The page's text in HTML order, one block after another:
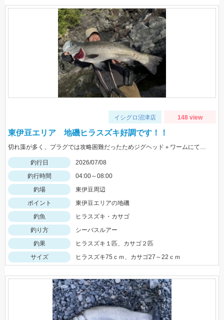
イシグロ沼津店 148 view
東伊豆エリア 地磯ヒラスズキ好調です！！
切れ藻が多く、プラグでは攻略困難だったためジグヘッド＋ワームにて。同行のお客様がジグでイサキもキャッチ！
釣行日
2026/07/08
釣行時間
04:00～08:00
釣場
東伊豆周辺
ポイント
東伊豆エリアの地磯
釣魚
ヒラスズキ・カサゴ
釣り方
シーバスルアー
釣果
ヒラスズキ１匹、カサゴ２匹
サイズ
ヒラスズキ75ｃｍ、カサゴ27～22ｃｍ